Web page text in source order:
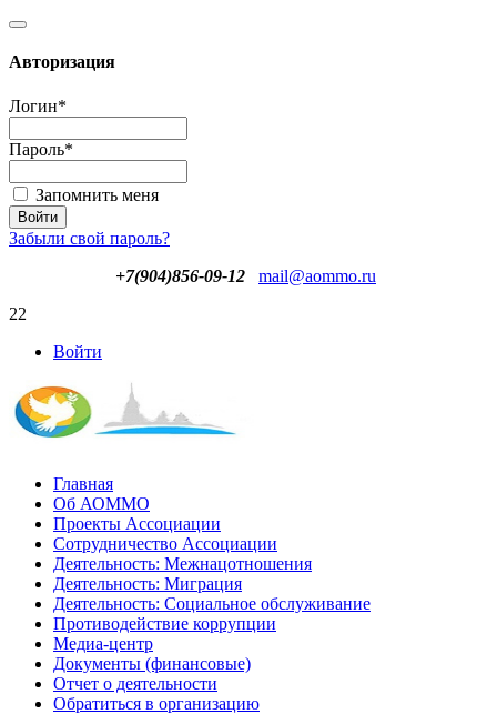
Авторизация
Логин*
Пароль*
Запомнить меня
Забыли свой пароль?
+7(904)856-09-12
mail@aommo.ru
22
Войти
Главная
Об АОММО
Проекты Ассоциации
Сотрудничество Ассоциации
Деятельность: Межнацотношения
Деятельность: Миграция
Деятельность: Социальное обслуживание
Противодействие коррупции
Медиа-центр
Документы (финансовые)
Отчет о деятельности
Обратиться в организацию